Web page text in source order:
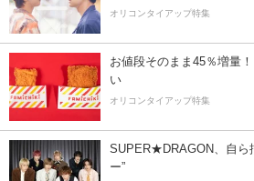
オリコンタイアップ特集
お値段そのまま45％増量
い
オリコンタイアップ特集
SUPER★DRAGON、自ら
ー”